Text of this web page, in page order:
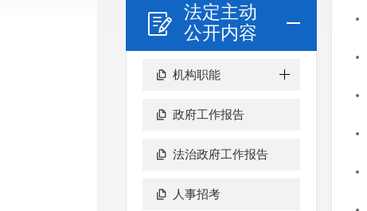
法定主动
公开内容
机构职能
政府工作报告
法治政府工作报告
人事招考